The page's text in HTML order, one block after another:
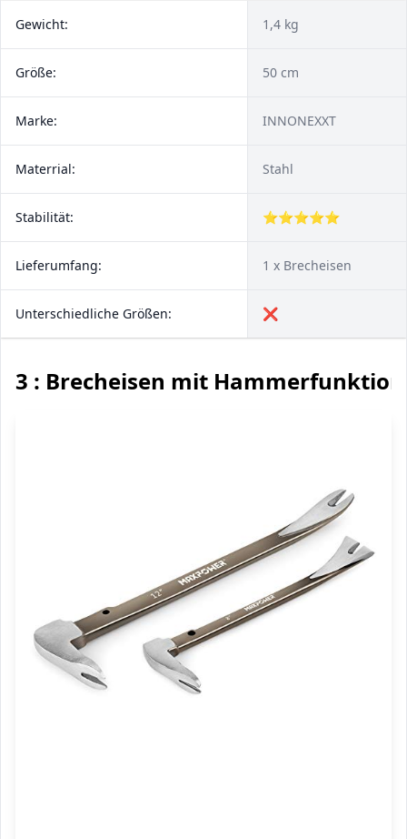
Gewicht: 1,4 kg
Größe: 50 cm
Marke: INNONEXXT
Materrial: Stahl
Stabilität: ⭐⭐⭐⭐⭐
Lieferumfang: 1 x Brecheisen
Unterschiedliche Größen: ❌
3 : Brecheisen mit Hammerfunktion